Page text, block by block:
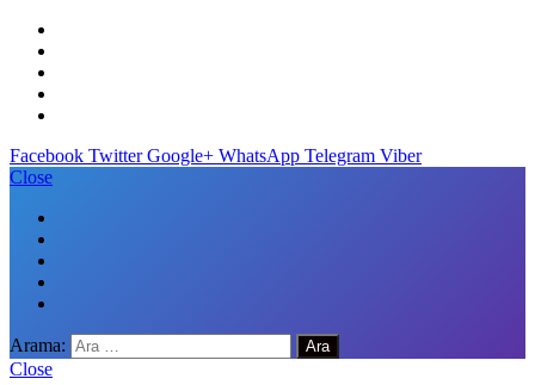
Facebook Twitter Google+ WhatsApp Telegram Viber
Close
Arama:
Close